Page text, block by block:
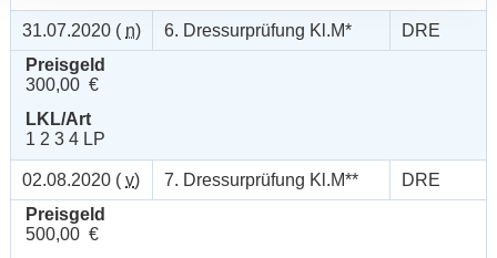
31.07.2020 ( n) 6. Dressurprüfung Kl.M*
DRE
Preisgeld
300,00 €
LKL/Art
1 2 3 4 LP
02.08.2020 ( v) 7. Dressurprüfung Kl.M**
DRE
Preisgeld
500,00 €